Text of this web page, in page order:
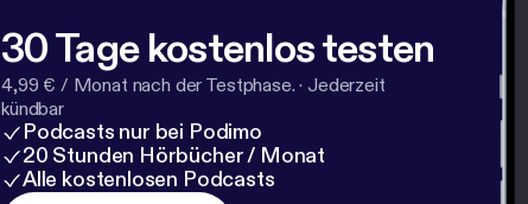
30 Tage kostenlos testen
4,99 € / Monat nach der Testphase. · Jederzeit
kündbar
Podcasts nur bei Podimo
20 Stunden Hörbücher / Monat
Alle kostenlosen Podcasts